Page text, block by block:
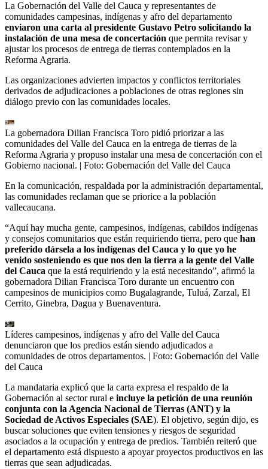
La Gobernación del Valle del Cauca y representantes de
comunidades campesinas, indígenas y afro del departamento
enviaron una carta al presidente Gustavo Petro solicitando la
instalación de una mesa de concertación que permita revisar y
ajustar los procesos de entrega de tierras contemplados en la
Reforma Agraria.
Las organizaciones advierten impactos y conflictos territoriales
derivados de adjudicaciones a poblaciones de otras regiones sin
diálogo previo con las comunidades locales.
La gobernadora Dilian Francisca Toro pidió priorizar a las
comunidades del Valle del Cauca en la entrega de tierras de la
Reforma Agraria y propuso instalar una mesa de concertación con el
Gobierno nacional. | Foto: Gobernación del Valle del Cauca
En la comunicación, respaldada por la administración departamental,
las comunidades reclaman que se priorice a la población
vallecaucana.
“Aquí hay mucha gente, campesinos, indígenas, cabildos indígenas
y consejos comunitarios que están requiriendo tierra, pero que han
preferido dársela a los indígenas del Cauca y lo que yo he
venido sosteniendo es que nos den la tierra a la gente del Valle
del Cauca que la está requiriendo y la está necesitando”, afirmó la
gobernadora Dilian Francisca Toro durante un encuentro con
campesinos de municipios como Bugalagrande, Tuluá, Zarzal, El
Cerrito, Ginebra, Dagua y Buenaventura.
Líderes campesinos, indígenas y afro del Valle del Cauca
denunciaron que los predios están siendo adjudicados a
comunidades de otros departamentos. | Foto: Gobernación del Valle
del Cauca
La mandataria explicó que la carta expresa el respaldo de la
Gobernación al sector rural e incluye la petición de una reunión
conjunta con la Agencia Nacional de Tierras (ANT) y la
Sociedad de Activos Especiales (SAE). El objetivo, según dijo, es
buscar soluciones que eviten tensiones y riesgos de seguridad
asociados a la ocupación y entrega de predios. También reiteró que
el departamento está dispuesto a apoyar proyectos productivos en las
tierras que sean adjudicadas.